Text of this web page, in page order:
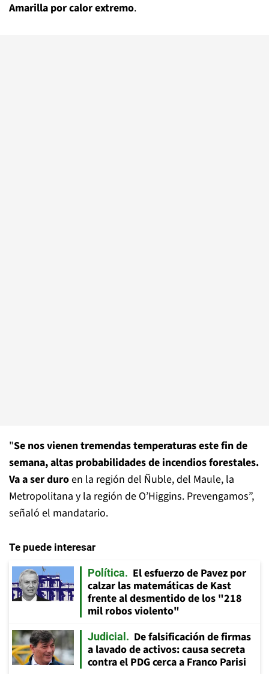
Amarilla por calor extremo.
"Se nos vienen tremendas temperaturas este fin de
semana, altas probabilidades de incendios forestales.
Va a ser duroen la región del Ñuble, del Maule, la
Metropolitana y la región de O’Higgins. Prevengamos”,
señaló el mandatario.
Te puede interesar
Política
El esfuerzo de Pavez por
calzar las matemáticas de Kast
frente al desmentido de los "218
mil robos violento"
Judicial
De falsificación de firmas
a lavado de activos: causa secreta
contra el PDG cerca a Franco Parisi